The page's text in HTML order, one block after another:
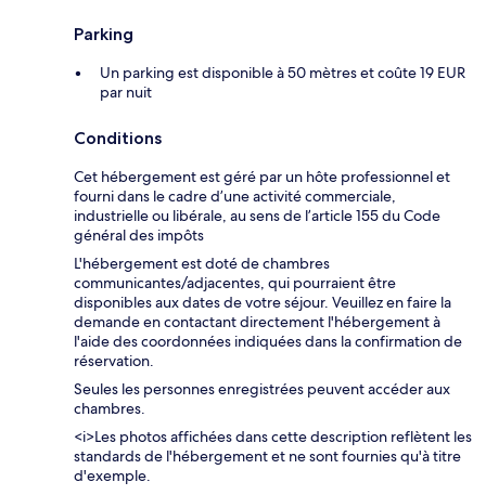
Parking
Un parking est disponible à 50 mètres et coûte 19 EUR
par nuit
Conditions
Cet hébergement est géré par un hôte professionnel et
fourni dans le cadre d’une activité commerciale,
industrielle ou libérale, au sens de l’article 155 du Code
général des impôts
L'hébergement est doté de chambres
communicantes/adjacentes, qui pourraient être
disponibles aux dates de votre séjour. Veuillez en faire la
demande en contactant directement l'hébergement à
l'aide des coordonnées indiquées dans la confirmation de
réservation.
Seules les personnes enregistrées peuvent accéder aux
chambres.
<i>Les photos affichées dans cette description reflètent les
standards de l'hébergement et ne sont fournies qu'à titre
d'exemple.